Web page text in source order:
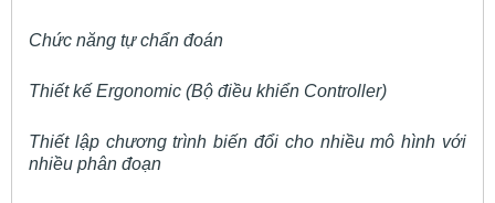
Chức năng tự chẩn đoán
Thiết kế Ergonomic (Bộ điều khiển Controller)
Thiết lập chương trình biến đổi cho nhiều mô hình với
nhiều phân đoạn